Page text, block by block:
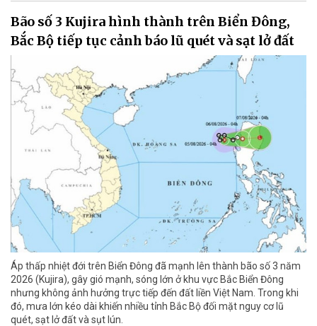
Bão số 3 Kujira hình thành trên Biển Đông,
Bắc Bộ tiếp tục cảnh báo lũ quét và sạt lở đất
Áp thấp nhiệt đới trên Biển Đông đã mạnh lên thành bão số 3 năm
2026 (Kujira), gây gió mạnh, sóng lớn ở khu vực Bắc Biển Đông
nhưng không ảnh hưởng trực tiếp đến đất liền Việt Nam. Trong khi
đó, mưa lớn kéo dài khiến nhiều tỉnh Bắc Bộ đối mặt nguy cơ lũ
quét, sạt lở đất và sụt lún.